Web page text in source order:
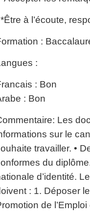
*Être à l’écoute,
:
:
: Bon
: Bon
Les
sur le
travailler. •
du
d’identité.
: 1. Déposer
de